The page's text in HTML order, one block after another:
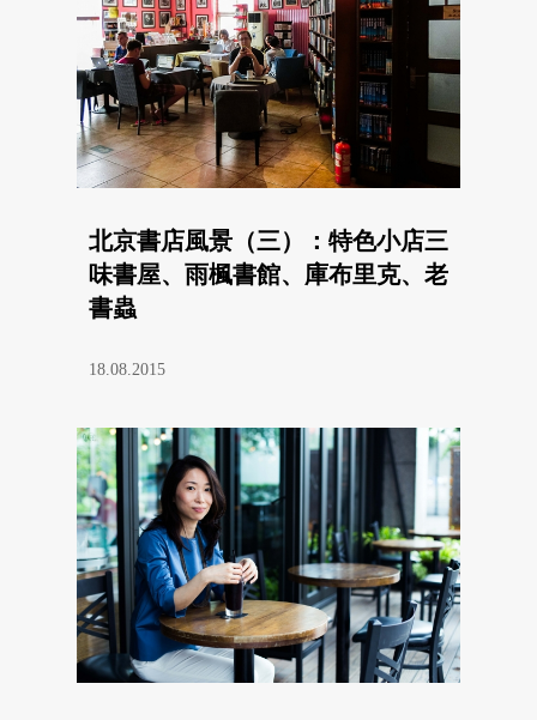
北京書店風景（三）：特色小店三
味書屋、雨楓書館、庫布里克、老
書蟲
18.08.2015